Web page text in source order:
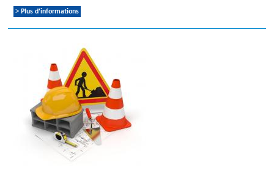
> Plus d'informations